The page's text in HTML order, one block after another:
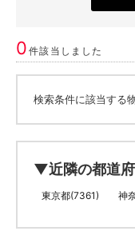
0件該当しました
検索条件に該当する
▼近隣の都道
東京都(7361) 神